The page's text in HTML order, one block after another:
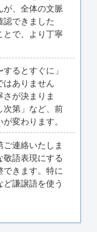
が、全体の文脈
認できました
とで、より丁寧
るとすぐに」
はありません
が決まりま
次第」など、前
変わります。
連絡いたしま
語表現にする
できます。特に
ど謙譲語を使う